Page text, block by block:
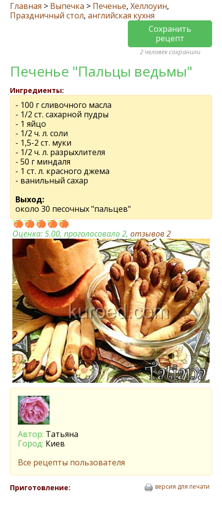
Главная > Выпечка > Печенье, Хеллоуин,
Праздничный стол, английская кухня
Сохранить
рецепт
2 человек сохранили
Печенье "Пальцы ведьмы"
Ингредиенты:
- 100 г сливочного масла
- 1/2 ст. сахарной пудры
- 1 яйцо
- 1/2 ч. л. соли
- 1,5-2 ст. муки
- 1/2 ч. л. разрыхлителя
- 50 г миндаля
- 1 ст. л. красного джема
- ванильный сахар
Выход:
около 30 песочных "пальцев"
Оценка:5.00, проголосовало 2, отзывов 2
Автор: Татьяна
Город: Киев
Все рецепты пользователя
Приготовление: версия для печати